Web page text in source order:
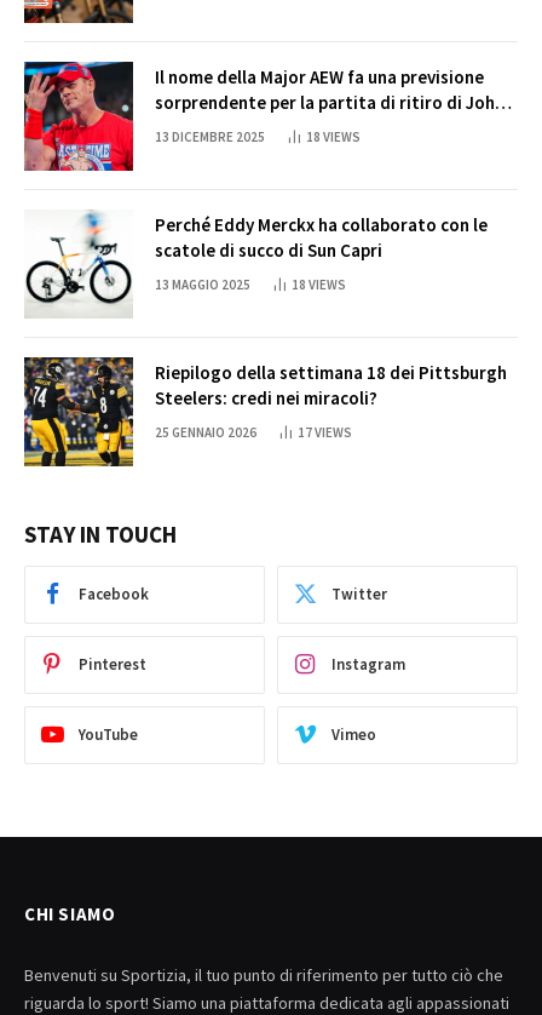
Il nome della Major AEW fa una previsione
sorprendente per la partita di ritiro di John
Cena
13 DICEMBRE 2025 18 VIEWS
Perché Eddy Merckx ha collaborato con le
scatole di succo di Sun Capri
13 MAGGIO 2025 18 VIEWS
Riepilogo della settimana 18 dei Pittsburgh
Steelers: credi nei miracoli?
25 GENNAIO 2026 17VIEWS
STAY IN TOUCH
Facebook Twitter
Pinterest Instagram
YouTube Vimeo
CHI SIAMO
Benvenuti su Sportizia, il tuo punto di riferimento per tutto ciò che
riguarda lo sport! Siamo una piattaforma dedicata agli appassionati